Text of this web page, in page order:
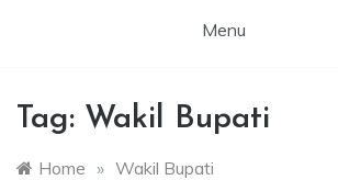
UTARA
Menu
Tag: Wakil Bupati
Home » Wakil Bupati